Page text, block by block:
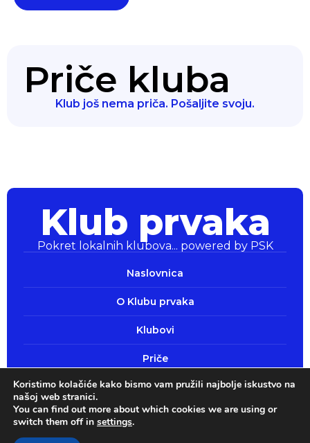
Priče kluba
Klub još nema priča. Pošaljite svoju.
Klub prvaka
Pokret lokalnih klubova... powered by PSK
Naslovnica
O Klubu prvaka
Klubovi
Priče
Pokaži srce
Koristimo kolačiće kako bismo vam pružili najbolje iskustvo na
našoj web stranici.
You can find out more about which cookies we are using or
switch them off in settings.